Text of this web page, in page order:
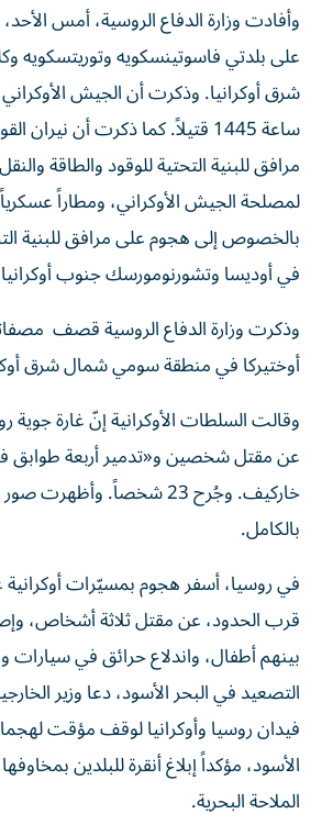
وأفادت وزارة الدفاع الروسية، أمس
على بلدتي فاسوتينسكويه وتوريتسكويه
ساعة 1445 قتيلاً. كما ذكرت أن
مرافق للبنية التحتية للوقود والطاقة
لمصلحة الجيش الأوكراني، ومطاراً
بالخصوص إلى هجوم على مرافق للبنية
في أوديسا وتشورنومورسك جنوب
وذكرت ‌وزارة الدفاع الروسية قصف
أوختيركا في منطقة سومي شمال شرق
وقالت السلطات الأوكرانية إنّ غارة
عن مقتل شخصين و«تدمير أربعة
خاركيف. وجُرح 23 شخصاً.
بالكامل.
في روسيا، أسفر هجوم بمسيّرات أوكرانية
بينهم أطفال، واندلاع حرائق في سيارات
التصعيد في البحر الأسود، دعا وزير
فيدان روسيا وأوكرانيا لوقف مؤقت
الأسود، مؤكداً إبلاغ أنقرة للبلدين
الملاحة البحرية.